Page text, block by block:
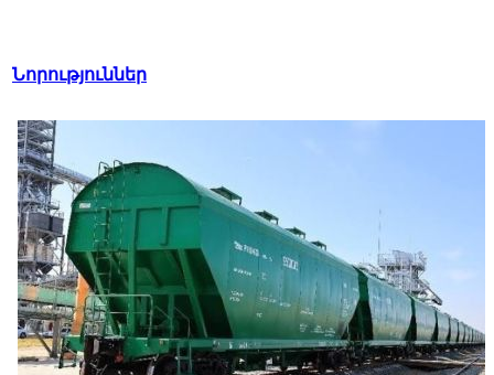
Նորություններ